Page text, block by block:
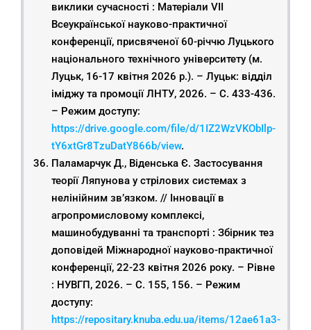
виклики сучасності : Матеріали VIІ
Всеукраїнської науково-практичної
конференції, присвяченої 60-річчю Луцького
національного технічного університету (м.
Луцьк, 16-17 квітня 2026 р.). – Луцьк: відділ
іміджу та промоції ЛНТУ, 2026. – С. 433-436.
– Режим доступу:
https://drive.google.com/file/d/1IZ2WzVKObIlp-
tY6xtGr8TzuDatY866b/view.
Паламарчук Д., Віденська Є. Застосування
теорії Ляпунова у стрілових системах з
нелінійним зв’язком. // Інновації в
агропромисловому комплексі,
машинобудуванні та транспорті : Збірник тез
доповідей Міжнародної науково-практичної
конференції, 22-23 квітня 2026 року. – Рівне
: НУВГП, 2026. – С. 155, 156. – Режим
доступу:
https://repositary.knuba.edu.ua/items/12ae61a3-